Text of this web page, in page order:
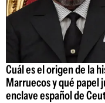
Cuál es el origen de la
Marruecos y qué papel
enclave español de